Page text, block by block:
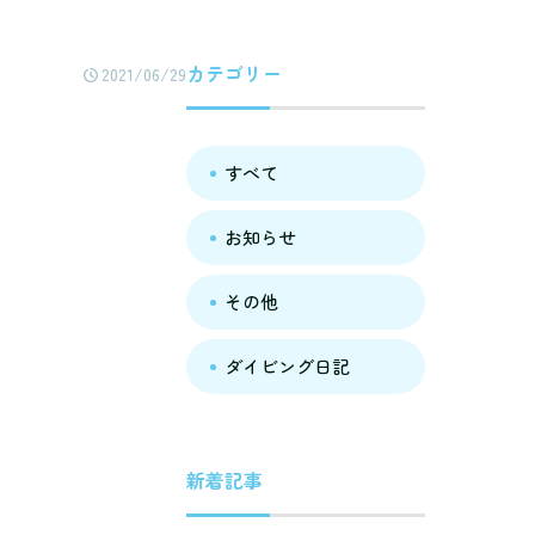
2021/06/29カテゴリー
すべて
お知らせ
その他
ダイビング日記
新着記事